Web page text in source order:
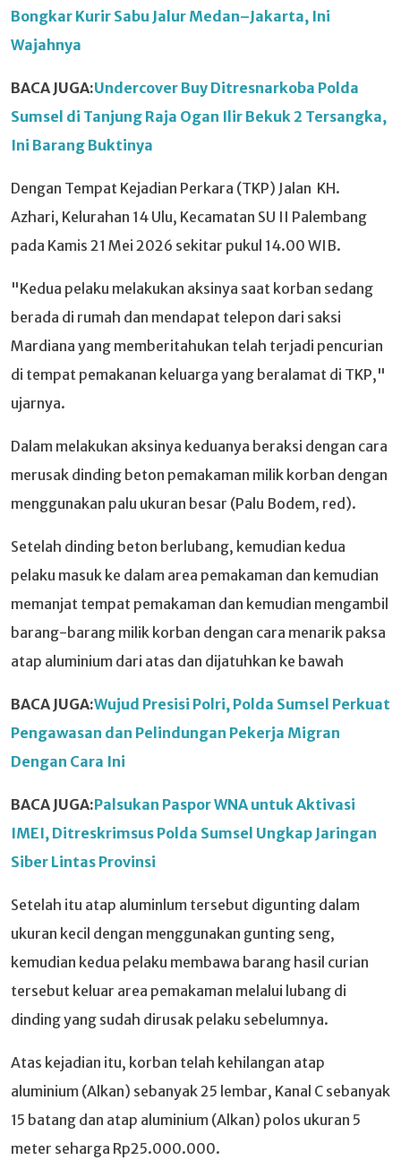
Bongkar Kurir Sabu Jalur Medan–Jakarta, Ini
Wajahnya
BACA JUGA:Undercover Buy Ditresnarkoba Polda
Sumsel di Tanjung Raja Ogan Ilir Bekuk 2 Tersangka,
Ini Barang Buktinya
Dengan Tempat Kejadian Perkara (TKP) Jalan KH.
Azhari, Kelurahan 14 Ulu, Kecamatan SU II Palembang
pada Kamis 21 Mei 2026 sekitar pukul 14.00 WIB.
"Kedua pelaku melakukan aksinya saat korban sedang
berada di rumah dan mendapat telepon dari saksi
Mardiana yang memberitahukan telah terjadi pencurian
di tempat pemakanan keluarga yang beralamat di TKP,"
ujarnya.
Dalam melakukan aksinya keduanya beraksi dengan cara
merusak dinding beton pemakaman milik korban dengan
menggunakan palu ukuran besar (Palu Bodem, red).
Setelah dinding beton berlubang, kemudian kedua
pelaku masuk ke dalam area pemakaman dan kemudian
memanjat tempat pemakaman dan kemudian mengambil
barang-barang milik korban dengan cara menarik paksa
atap aluminium dari atas dan dijatuhkan ke bawah
BACA JUGA:Wujud Presisi Polri, Polda Sumsel Perkuat
Pengawasan dan Pelindungan Pekerja Migran
Dengan Cara Ini
BACA JUGA:Palsukan Paspor WNA untuk Aktivasi
IMEI, Ditreskrimsus Polda Sumsel Ungkap Jaringan
Siber Lintas Provinsi
Setelah itu atap aluminlum tersebut digunting dalam
ukuran kecil dengan menggunakan gunting seng,
kemudian kedua pelaku membawa barang hasil curian
tersebut keluar area pemakaman melalui lubang di
dinding yang sudah dirusak pelaku sebelumnya.
Atas kejadian itu, korban telah kehilangan atap
aluminium (Alkan) sebanyak 25 lembar, Kanal C sebanyak
15 batang dan atap aluminium (Alkan) polos ukuran 5
meter seharga Rp25.000.000.